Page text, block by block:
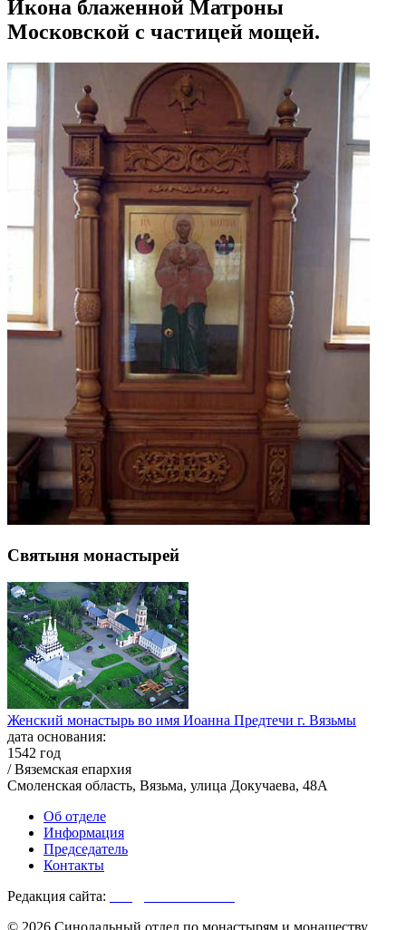
Икона блаженной Матроны
Московской с частицей мощей.
Святыня монастырей
Женский монастырь во имя Иоанна Предтечи г. Вязьмы
дата основания:
1542 год
/ Вяземская епархия
Смоленская область, Вязьма, улица Докучаева, 48А
Об отделе
Информация
Председатель
Контакты
Редакция сайта: